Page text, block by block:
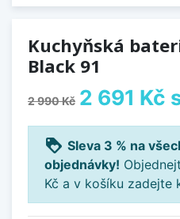
Kuchyňská
Black 91
2 990 Kč 2 691 Kč
loyalty Sleva 3 % na
objednávky!
Kč a v košíku zadejte